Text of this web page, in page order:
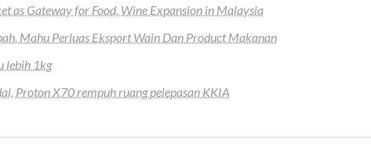
as Gateway for Food, Wine Expansion in Malaysia
Mahu Perluas Eksport Wain Dan Product Makanan
lebih 1kg
Proton X70 rempuh ruang pelepasan KKIA